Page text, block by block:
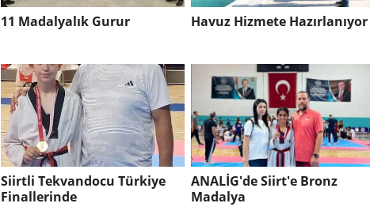
11 Madalyalık Gurur Havuz Hizmete Hazırlanıyor
Siirtli Tekvandocu Türkiye
Finallerinde
ANALİG'de Siirt'e Bronz
Madalya